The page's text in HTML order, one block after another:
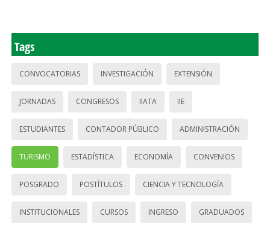
Tags
CONVOCATORIAS INVESTIGACIÓN EXTENSIÓN
JORNADAS CONGRESOS IIATA IIE
ESTUDIANTES CONTADOR PÚBLICO ADMINISTRACIÓN
TURISMO ESTADÍSTICA ECONOMÍA CONVENIOS
POSGRADO POSTÍTULOS CIENCIA Y TECNOLOGÍA
INSTITUCIONALES CURSOS INGRESO GRADUADOS